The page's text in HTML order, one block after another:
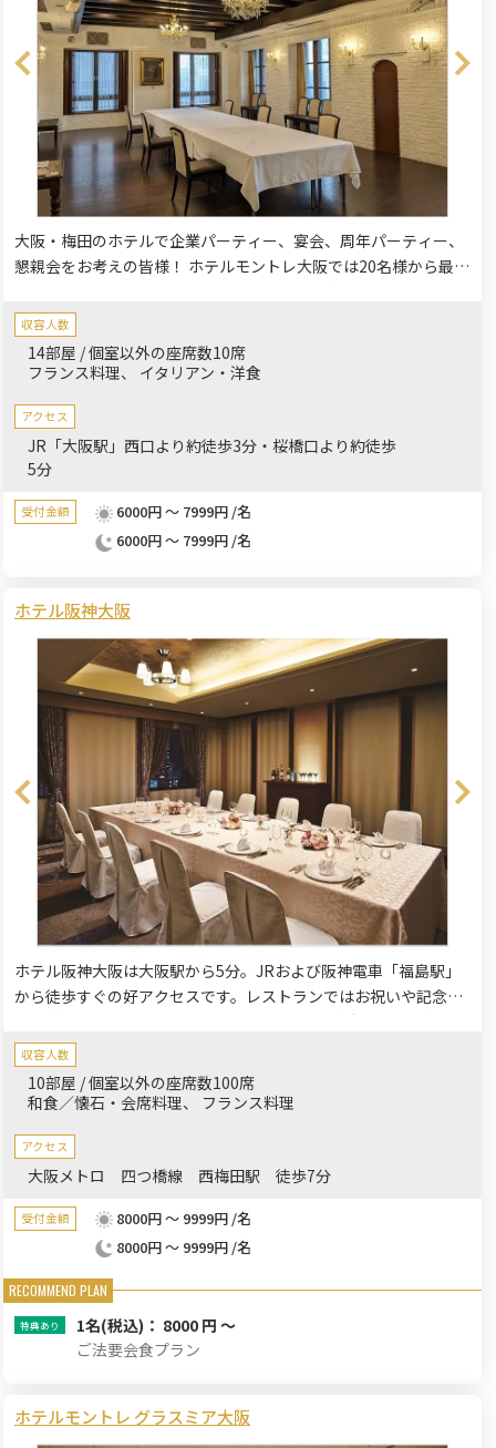
大阪・梅田のホテルで企業パーティー、宴会、周年パーティー、
懇親会をお考えの皆様！ ホテルモントレ大阪では20名様から最大
す。会の趣旨に合わせてホテルスタッフがご提案致します。
収容人数
14部屋 / 個室以外の座席数10席
フランス料理
イタリアン・洋食
アクセス
JR「大阪駅」西口より約徒歩3分・桜橋口より約徒歩
5分
受付金額
6000円 ～ 7999円 /名
6000円 ～ 7999円 /名
ホテル阪神大阪
ホテル阪神大阪は大阪駅から5分。JRおよび阪神電車「福島駅」
から徒歩すぐの好アクセスです。レストランではお祝いや記念
日、接待などにおすすめの個室確約プランもございます。ご家族
様やご親族様でゆったりとしたお時間を過ごされてはいかがでし
ょうか。
収容人数
10部屋 / 個室以外の座席数100席
和食／懐石・会席料理
フランス料理
アクセス
大阪メトロ 四つ橋線 西梅田駅 徒歩7分
受付金額
8000円 ～ 9999円 /名
8000円 ～ 9999円 /名
1名(税込)： 8000 円 ～
ご法要会食プラン
ホテルモントレ グラスミア大阪